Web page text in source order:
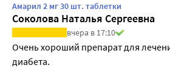
Амарил 2 мг 30 шт. таблетки
Соколова Наталья Сергеевна
вчера в 17:10
Очень хороший препарат для
диабета.